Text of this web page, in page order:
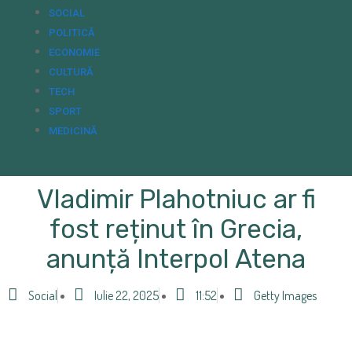
SOCIAL
POLITICĂ
ECONOMIE
CULTURĂ
TECH
SPORT
MEDICINĂ
Vladimir Plahotniuc ar fi
fost reținut în Grecia,
anunță Interpol Atena
Social Iulie 22, 2025 11:52 Getty Images